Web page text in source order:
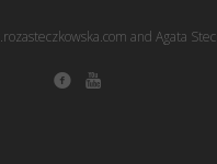
and Agata